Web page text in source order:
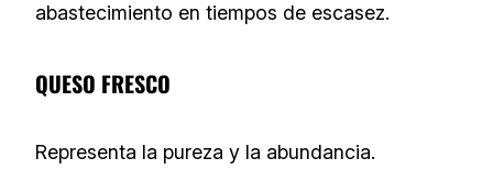
abastecimiento en tiempos de escasez.
QUESO FRESCO
Representa la pureza y la abundancia.